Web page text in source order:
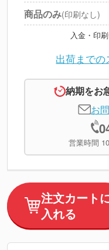
商品のみ(印刷なし)
入金・印
出荷までの
納期をお
お
営業時間
注文カート
入れる